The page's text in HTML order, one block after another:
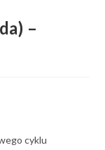
–
cyklu